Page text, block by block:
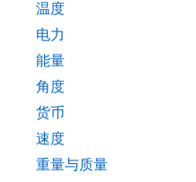
温度
电力
能量
角度
货币
速度
重量与质量